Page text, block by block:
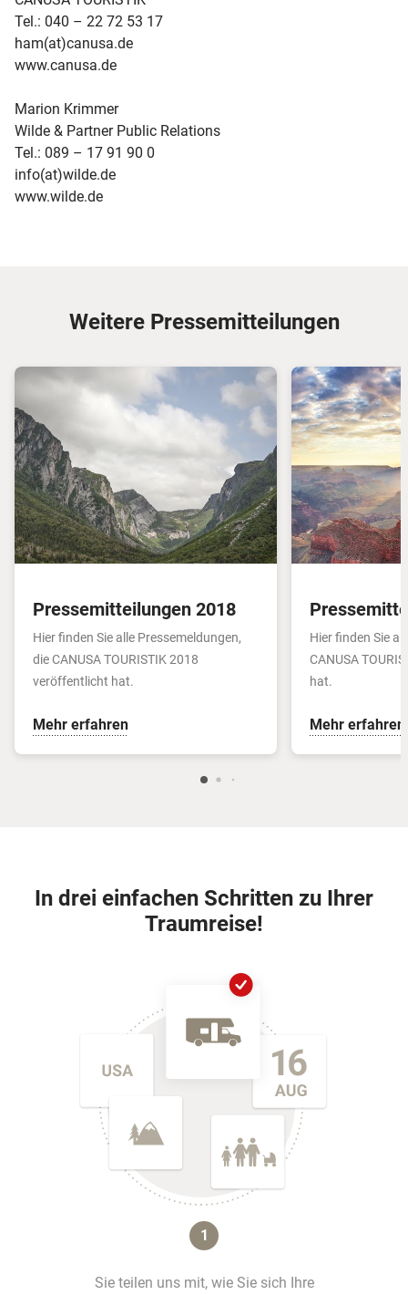
Tel.: 040 – 22 72 53 17
ham(at)canusa.de
www.canusa.de
Marion Krimmer
Wilde & Partner Public Relations
Tel.: 089 – 17 91 90 0
info(at)wilde.de
www.wilde.de
Weitere Pressemitteilungen
Pressemitteilungen 2018
Hier finden Sie alle Pressemeldungen,
die CANUSA TOURISTIK 2018
veröffentlicht hat.
Mehr erfahren
Hier finden Sie
CANUSA
hat.
Mehr erfahren
In drei einfachen Schritten zu Ihrer
Traumreise!
1
Sie teilen uns mit, wie Sie sich Ihre